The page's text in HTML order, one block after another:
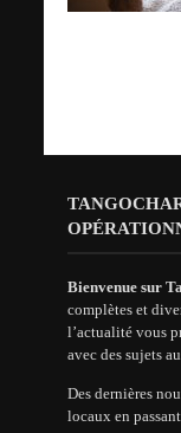
Bienvenue sur
complètes et
l’actualité vous
avec des sujets
Des dernières
locaux en